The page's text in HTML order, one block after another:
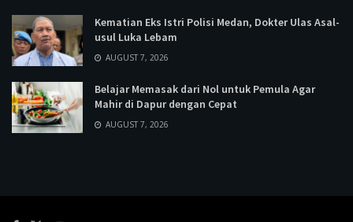
Kematian Eks Istri Polisi Medan, Dokter Ulas Asal-
usul Luka Lebam
AUGUST 7, 2026
Belajar Memasak dari Nol untuk Pemula Agar
Mahir di Dapur dengan Cepat
AUGUST 7, 2026